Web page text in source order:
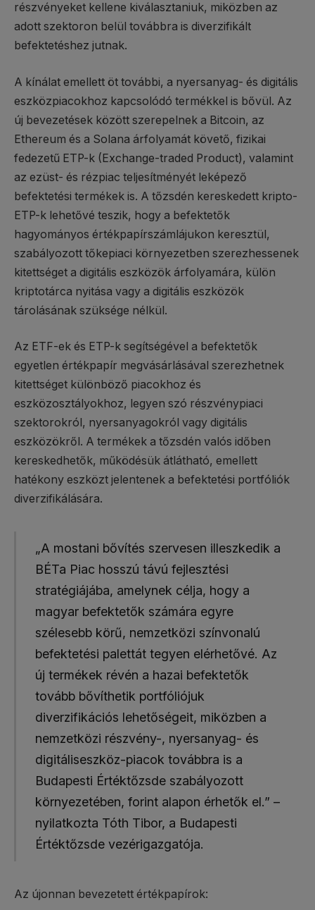
részvényeket kellene kiválasztaniuk, miközben az
adott szektoron belül továbbra is diverzifikált
befektetéshez jutnak.
A kínálat emellett öt további, a nyersanyag- és digitális
eszközpiacokhoz kapcsolódó termékkel is bővül. Az
új bevezetések között szerepelnek a Bitcoin, az
Ethereum és a Solana árfolyamát követő, fizikai
fedezetű ETP-k (Exchange-traded Product), valamint
az ezüst- és rézpiac teljesítményét leképező
befektetési termékek is. A tőzsdén kereskedett kripto-
ETP-k lehetővé teszik, hogy a befektetők
hagyományos értékpapírszámlájukon keresztül,
szabályozott tőkepiaci környezetben szerezhessenek
kitettséget a digitális eszközök árfolyamára, külön
kriptotárca nyitása vagy a digitális eszközök
tárolásának szüksége nélkül.
Az ETF-ek és ETP-k segítségével a befektetők
egyetlen értékpapír megvásárlásával szerezhetnek
kitettséget különböző piacokhoz és
eszközosztályokhoz, legyen szó részvénypiaci
szektorokról, nyersanyagokról vagy digitális
eszközökről. A termékek a tőzsdén valós időben
kereskedhetők, működésük átlátható, emellett
hatékony eszközt jelentenek a befektetési portfóliók
diverzifikálására.
„A mostani bővítés szervesen illeszkedik a
BÉTa Piac hosszú távú fejlesztési
stratégiájába, amelynek célja, hogy a
magyar befektetők számára egyre
szélesebb körű, nemzetközi színvonalú
befektetési palettát tegyen elérhetővé. Az
új termékek révén a hazai befektetők
tovább bővíthetik portfóliójuk
diverzifikációs lehetőségeit, miközben a
nemzetközi részvény-, nyersanyag- és
digitáliseszköz-piacok továbbra is a
Budapesti Értéktőzsde szabályozott
környezetében, forint alapon érhetők el.” –
nyilatkozta Tóth Tibor, a Budapesti
Értéktőzsde vezérigazgatója.
Az újonnan bevezetett értékpapírok: